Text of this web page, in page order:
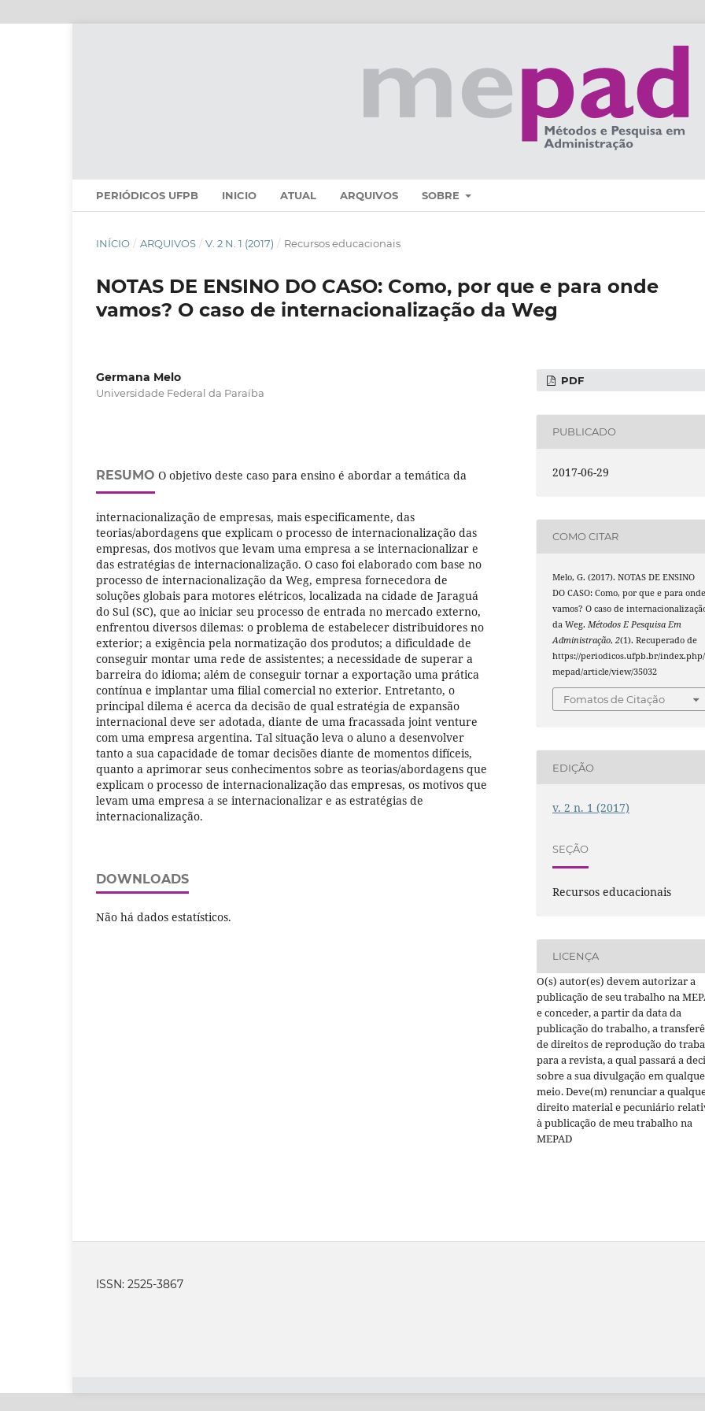
PERIÓDICOS UFPB INICIO ATUAL ARQUIVOS SOBRE
INÍCIO / ARQUIVOS / V. 2 N. 1 (2017) / Recursos educacionais
NOTAS DE ENSINO DO CASO: Como, por que e para onde
vamos? O caso de internacionalização da Weg
Germana Melo
Universidade Federal da Paraíba
RESUMO O objetivo deste caso para ensino é abordar a temática da
internacionalização de empresas, mais especificamente, das
teorias/abordagens que explicam o processo de internacionalização das
empresas, dos motivos que levam uma empresa a se internacionalizar e
das estratégias de internacionalização. O caso foi elaborado com base no
processo de internacionalização da Weg, empresa fornecedora de
soluções globais para motores elétricos, localizada na cidade de Jaraguá
do Sul (SC), que ao iniciar seu processo de entrada no mercado externo,
enfrentou diversos dilemas: o problema de estabelecer distribuidores no
exterior; a exigência pela normatização dos produtos; a dificuldade de
conseguir montar uma rede de assistentes; a necessidade de superar a
barreira do idioma; além de conseguir tornar a exportação uma prática
contínua e implantar uma filial comercial no exterior. Entretanto, o
principal dilema é acerca da decisão de qual estratégia de expansão
internacional deve ser adotada, diante de uma fracassada joint venture
com uma empresa argentina. Tal situação leva o aluno a desenvolver
tanto a sua capacidade de tomar decisões diante de momentos difíceis,
quanto a aprimorar seus conhecimentos sobre as teorias/abordagens que
explicam o processo de internacionalização das empresas, os motivos que
levam uma empresa a se internacionalizar e as estratégias de
internacionalização.
DOWNLOADS
Não há dados estatísticos.
PDF
PUBLICADO
2017-06-29
COMO CITAR
Melo, G. (2017). NOTAS DE ENSINO
DO CASO: Como, por que e para onde
vamos? O caso de
da Weg.Métodos E Pesquisa Em
Administração,2(1). Recuperado de
https://periodicos.ufpb.br/index.php/
mepad/article/view/35032
Fomatos de Citação
EDIÇÃO
v. 2 n. 1 (2017)
SEÇÃO
Recursos educacionais
LICENÇA
O(s) autor(es) devem autorizar a
publicação de seu trabalho na
e conceder, a partir da data da
publicação do trabalho, a
de direitos de reprodução do
para a revista, a qual passará a
sobre a sua divulgação em
meio. Deve(m) renunciar a
direito material e pecuniário
à publicação de meu trabalho na
MEPAD
ISSN: 2525-3867